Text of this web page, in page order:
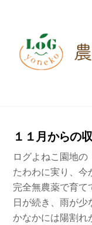
content
１１月からの
ログよねこ園地の
たわわに実り、今
完全無農薬で育て
日が続き、雨が
かなかには陽割れ